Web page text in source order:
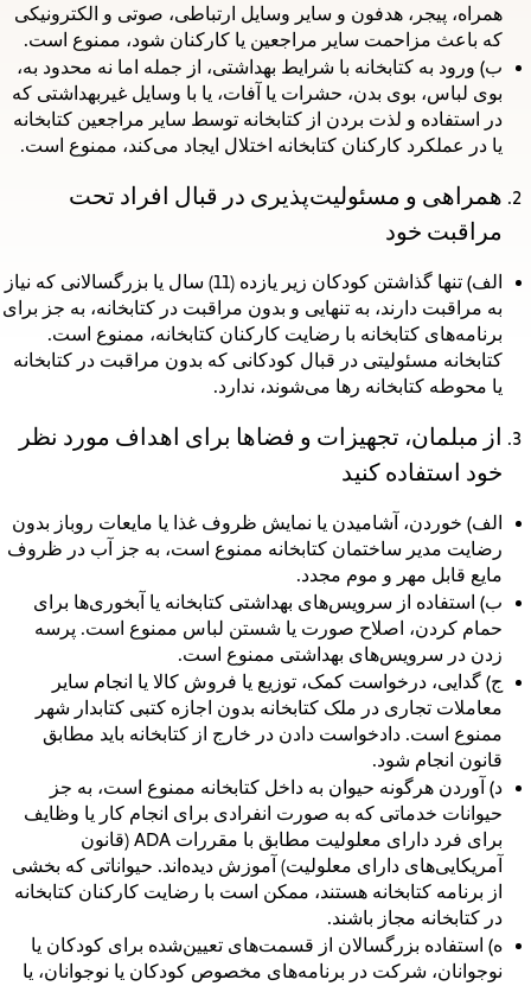
همراه، پیجر، هدفون و سایر وسایل ارتباطی، صوتی و الکترونیکی
که باعث مزاحمت سایر مراجعین یا کارکنان شود، ممنوع است.
ب) ورود به کتابخانه با شرایط بهداشتی، از جمله اما نه محدود به،
بوی لباس، بوی بدن، حشرات یا آفات، یا با وسایل غیربهداشتی که
در استفاده و لذت بردن از کتابخانه توسط سایر مراجعین کتابخانه
یا در عملکرد کارکنان کتابخانه اختلال ایجاد می‌کند، ممنوع است.
همراهی و مسئولیت‌پذیری در قبال افراد تحت
مراقبت خود
الف)
تنها گذاشتن کودکان زیر یازده (11) سال یا بزرگسالانی که نیاز
به مراقبت دارند، به تنهایی و بدون مراقبت در کتابخانه، به جز برای
برنامه‌های کتابخانه با رضایت کارکنان کتابخانه، ممنوع است.
کتابخانه مسئولیتی در قبال کودکانی که بدون مراقبت در کتابخانه
یا محوطه کتابخانه رها می‌شوند، ندارد.
از مبلمان، تجهیزات و فضاها برای اهداف مورد نظر
خود استفاده کنید
الف) خوردن، آشامیدن یا نمایش ظروف غذا یا مایعات روباز بدون
رضایت مدیر ساختمان کتابخانه ممنوع است، به جز آب در ظروف
مایع قابل مهر و موم مجدد.
ب) استفاده از سرویس‌های بهداشتی کتابخانه یا آبخوری‌ها برای
حمام کردن، اصلاح صورت یا شستن لباس ممنوع است. پرسه
زدن در سرویس‌های بهداشتی ممنوع است.
ج) گدایی، درخواست کمک، توزیع یا فروش کالا یا انجام سایر
معاملات تجاری در ملک کتابخانه بدون اجازه کتبی کتابدار شهر
ممنوع است. دادخواست دادن در خارج از کتابخانه باید مطابق
قانون انجام شود.
د) آوردن هرگونه حیوان به داخل کتابخانه ممنوع است، به جز
حیوانات خدماتی که به صورت انفرادی برای انجام کار یا وظایف
برای فرد دارای معلولیت مطابق با مقررات ADA (قانون
آمریکایی‌های دارای معلولیت) آموزش دیده‌اند. حیواناتی که بخشی
از برنامه کتابخانه هستند، ممکن است با رضایت کارکنان کتابخانه
در کتابخانه مجاز باشند.
ه) استفاده بزرگسالان از قسمت‌های تعیین‌شده برای کودکان یا
نوجوانان، شرکت در برنامه‌های مخصوص کودکان یا نوجوانان، یا